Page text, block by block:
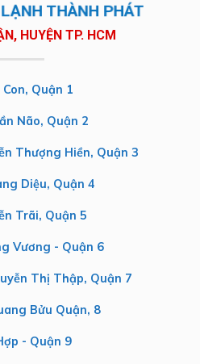
THÀNH PHÁT
HUYỆN TP. HCM
Quận 1
Não, Quận 2
Thượng Hiền, Quận 3
Diệu, Quận 4
Trãi, Quận 5
Vương - Quận 6
Thị Thập, Quận 7
Bửu Quận, 8
- Quận 9